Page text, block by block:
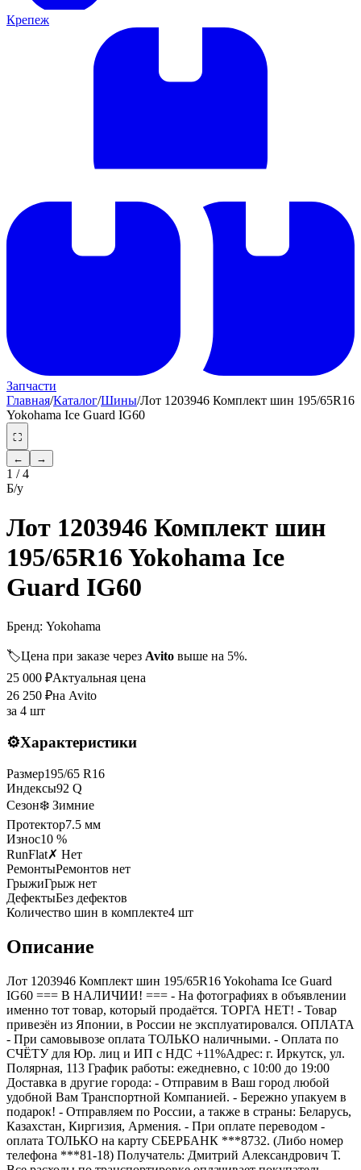
Крепеж
Запчасти
Главная/Каталог/Шины/Лот 1203946 Комплект шин 195/65R16
Yokohama Ice Guard IG60
⛶
←
→
1 /4
Б/у
Лот 1203946 Комплект шин
195/65R16 Yokohama Ice
Guard IG60
Бренд: Yokohama
🏷️Цена при заказе через Avito выше на 5%.
25 000 ₽Актуальная цена
26 250 ₽на Avito
за 4 шт
⚙️Характеристики
Размер195/65 R16
Индексы92 Q
Сезон❄️ Зимние
Протектор7.5 мм
Износ10 %
RunFlat✗ Нет
РемонтыРемонтов нет
ГрыжиГрыж нет
ДефектыБез дефектов
Количество шин в комплекте4 шт
Описание
Лот 1203946 Комплект шин 195/65R16 Yokohama Ice Guard
IG60 === B НАЛИЧИИ! === - На фотографиях в объявлении
именно тот товар, который продаётся. ТОРГА НЕТ! - Товар
привезён из Японии, в России не эксплуатировался. ОПЛАТА
- При самовывозе оплата ТОЛЬКО наличными. - Оплата по
СЧЁТУ для Юр. лиц и ИП с НДС +11%Адрес: г. Иркутск, ул.
Полярная, 113 График работы: ежедневно, с 10:00 до 19:00
Доставка в другие города: - Отправим в Ваш город любой
удобной Вам Транспортной Компанией. - Бережно упакуем в
подарок! - Отправляем по России, а также в страны: Беларусь,
Казахстан, Киргизия, Армения. - При оплате переводом -
оплата ТОЛЬКО на карту СБЕРБАНК ***8732. (Либо номер
телефона ***81-18) Получатель: Дмитрий Александрович Т.